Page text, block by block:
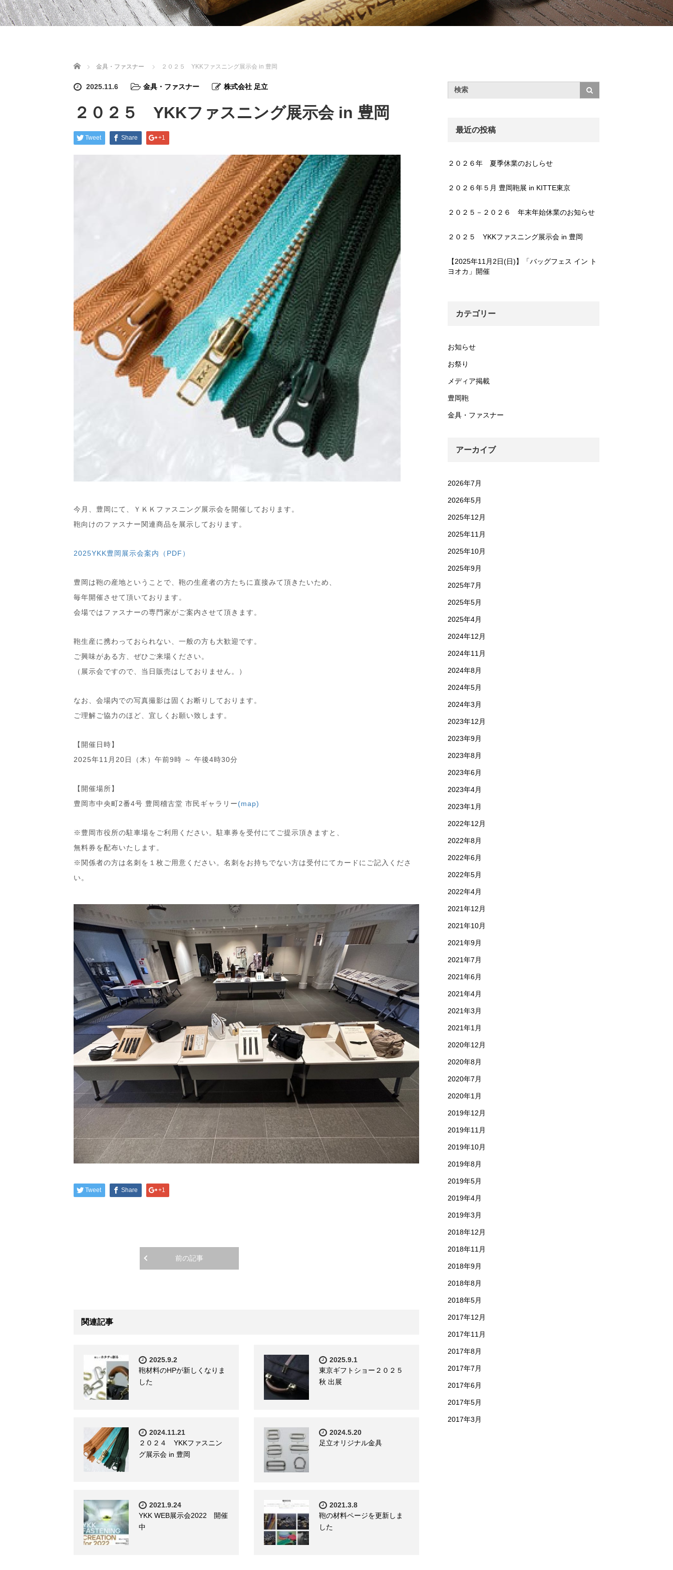
Home 金具・ファスナー ２０２５ YKKファスニング展示会 in 豊岡
2025.11.6 金具・ファスナー 株式会社 足立
２０２５ YKKファスニング展示会 in 豊岡
Tweet Share +1
今月、豊岡にて、ＹＫＫファスニング展示会を開催しております。
鞄向けのファスナー関連商品を展示しております。
2025YKK豊岡展示会案内（PDF）
豊岡は鞄の産地ということで、鞄の生産者の方たちに直接みて頂きたいため、
毎年開催させて頂いております。
会場ではファスナーの専門家がご案内させて頂きます。
鞄生産に携わっておられない、一般の方も大歓迎です。
ご興味がある方、ぜひご来場ください。
（展示会ですので、当日販売はしておりません。）
なお、会場内での写真撮影は固くお断りしております。
ご理解ご協力のほど、宜しくお願い致します。
【開催日時】
2025年11月20日（木）午前9時 ～ 午後4時30分
【開催場所】
豊岡市中央町2番4号 豊岡稽古堂 市民ギャラリー(map)
※豊岡市役所の駐車場をご利用ください。駐車券を受付にてご提示頂きますと、
無料券を配布いたします。
※関係者の方は名刺を１枚ご用意ください。名刺をお持ちでない方は受付にてカードにご記入くださ
い。
Tweet Share +1
前の記事
関連記事
2025.9.2
鞄材料のHPが新しくなりま
した
2025.9.1
東京ギフトショー２０２５
秋 出展
2024.11.21
２０２４ YKKファスニン
グ展示会 in 豊岡
2024.5.20
足立オリジナル金具
2021.9.24
YKK WEB展示会2022 開催
中
2021.3.8
鞄の材料ページを更新しま
した
最近の投稿
２０２６年 夏季休業のおしらせ
２０２６年５月 豊岡鞄展 in KITTE東京
２０２５－２０２６ 年末年始休業のお知らせ
２０２５ YKKファスニング展示会 in 豊岡
【2025年11月2日(日)】「バッグフェス イン ト
ヨオカ」開催
カテゴリー
お知らせ
お祭り
メディア掲載
豊岡鞄
金具・ファスナー
アーカイブ
2026年7月
2026年5月
2025年12月
2025年11月
2025年10月
2025年9月
2025年7月
2025年5月
2025年4月
2024年12月
2024年11月
2024年8月
2024年5月
2024年3月
2023年12月
2023年9月
2023年8月
2023年6月
2023年4月
2023年1月
2022年12月
2022年8月
2022年6月
2022年5月
2022年4月
2021年12月
2021年10月
2021年9月
2021年7月
2021年6月
2021年4月
2021年3月
2021年1月
2020年12月
2020年8月
2020年7月
2020年1月
2019年12月
2019年11月
2019年10月
2019年8月
2019年5月
2019年4月
2019年3月
2018年12月
2018年11月
2018年9月
2018年8月
2018年5月
2017年12月
2017年11月
2017年8月
2017年7月
2017年6月
2017年5月
2017年3月